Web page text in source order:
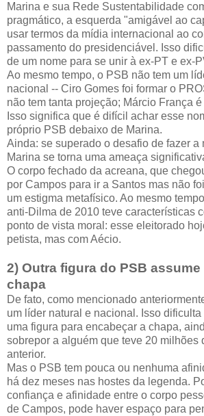
Marina e sua Rede Sustentabilidade
pragmático, a esquerda "amigável ao
usar termos da mídia internacional ao
passamento do presidenciável. Isso
de um nome para se unir à ex-PT e ex-
Ao mesmo tempo, o PSB não tem um
nacional -- Ciro Gomes foi formar o
não tem tanta projeção; Márcio França
Isso significa que é difícil achar esse
próprio PSB debaixo de Marina.
Ainda: se superado o desafio de fazer a
Marina se torna uma ameaça
O corpo fechado da acreana, que
por Campos para ir a Santos mas não
um estigma metafísico. Ao mesmo
anti-Dilma de 2010 teve características
ponto de vista moral: esse eleitorado
petista, mas com Aécio.
2) Outra figura do PSB assume
chapa
De fato, como mencionado
um líder natural e nacional. Isso
uma figura para encabeçar a chapa,
sobrepor a alguém que teve 20 milhões
anterior.
Mas o PSB tem pouca ou nenhuma
há dez meses nas hostes da legenda.
confiança e afinidade entre o corpo
de Campos, pode haver espaço para